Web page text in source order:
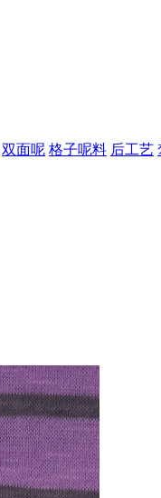
双面呢 格子呢料 后工艺